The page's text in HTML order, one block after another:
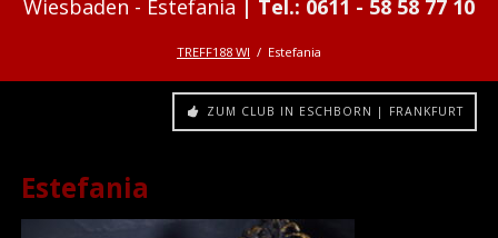
Estefania
TREFF188 WI Estefania
ZUM CLUB IN ESCHBORN | FRANKFURT
Estefania